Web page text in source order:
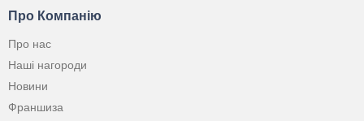
Про Компанію
Про нас
Наші нагороди
Новини
Франшиза